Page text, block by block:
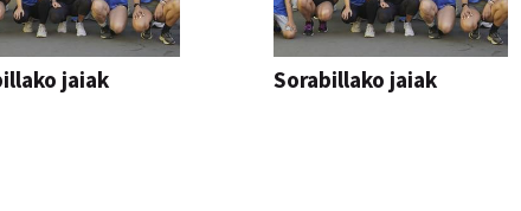
jaiak Sorabillako jaiak